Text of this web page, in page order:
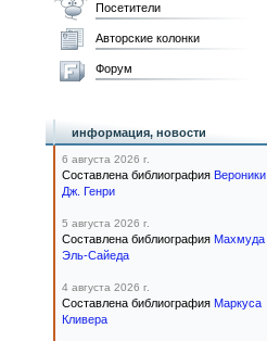
Посетители
Авторские колонки
Форум
информация, новости
6 августа 2026 г.
Составлена библиография Вероники
Дж. Генри
5 августа 2026 г.
Составлена библиография Махмуда
Эль-Сайеда
4 августа 2026 г.
Составлена библиография Маркуса
Кливера